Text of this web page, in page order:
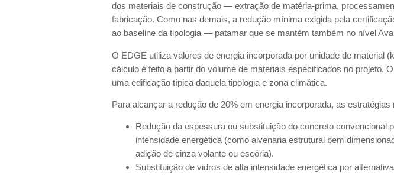
dos materiais de construção — extração de matéria-prima,
fabricação. Como nas demais, a redução mínima exigida pela
ao baseline da tipologia — patamar que se mantém também no nível
O EDGE utiliza valores de energia incorporada por unidade de material
cálculo é feito a partir do volume de materiais especificados no projeto.
uma edificação típica daquela tipologia e zona climática.
Para alcançar a redução de 20% em energia incorporada, as
Redução da espessura ou substituição do concreto convencional
intensidade energética (como alvenaria estrutural bem
adição de cinza volante ou escória).
Substituição de vidros de alta intensidade energética por